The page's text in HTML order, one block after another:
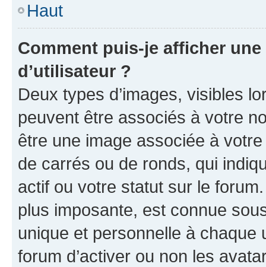
Haut
Comment puis-je afficher
d’utilisateur ?
Deux types d’images, visibles
peuvent être associés à votre
être une image associée à
de carrés ou de ronds, qui
actif ou votre statut sur le
plus imposante, est connue
unique et personnelle à chaque
forum d’activer ou non les